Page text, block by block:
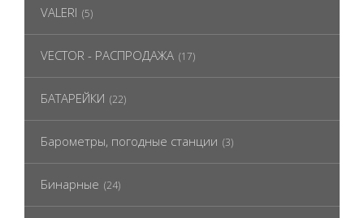
VALERI (5)
VECTOR - РАСПРОДАЖА (17)
БАТАРЕЙКИ (22)
Барометры, погодные станции (3)
Бинарные (24)